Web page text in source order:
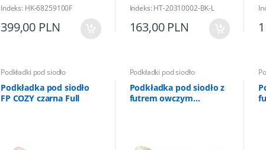
Indeks: HK-68259100F
399,00 PLN
Indeks: HT-20310002-BK-L
163,00 PLN
Podkładki pod siodło
Podkładka pod siodło
FP COZY czarna Full
Podkładki pod siodło
Podkładka pod siodło z
futrem owczym